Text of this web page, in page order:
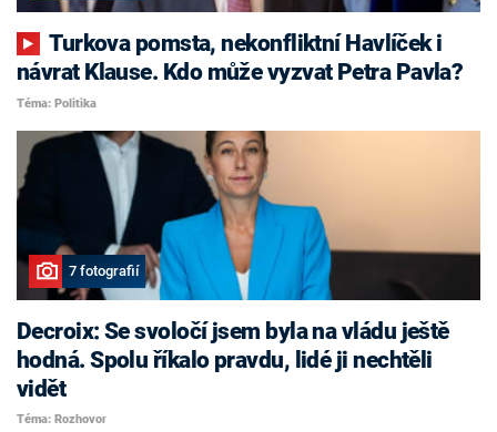
Turkova pomsta, nekonfliktní Havlíček i
návrat Klause. Kdo může vyzvat Petra Pavla?
Téma: Politika
7 fotografií
Decroix: Se svoločí jsem byla na vládu ještě
hodná. Spolu říkalo pravdu, lidé ji nechtěli
vidět
Téma: Rozhovor